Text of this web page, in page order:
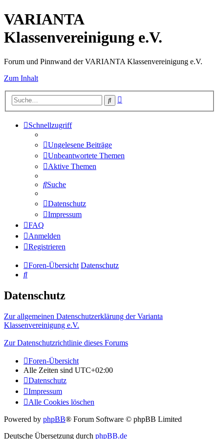
VARIANTA
Klassenvereinigung e.V.
Forum und Pinnwand der VARIANTA Klassenvereinigung e.V.
Zum Inhalt
Suche
Schnellzugriff
Ungelesene Beiträge
Unbeantwortete Themen
Aktive Themen
Suche
Datenschutz
Impressum
FAQ
Anmelden
Registrieren
Foren-Übersicht Datenschutz
Suche
Datenschutz
Zur allgemeinen Datenschutzerklärung der Varianta
Klassenvereinigung e.V.
Zur Datenschutzrichtlinie dieses Forums
Foren-Übersicht
Alle Zeiten sind UTC+02:00
Datenschutz
Impressum
Alle Cookies löschen
Powered by phpBB® Forum Software © phpBB Limited
Deutsche Übersetzung durch phpBB.de